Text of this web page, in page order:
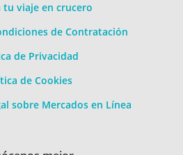
tu viaje en crucero
de Contratación
de Privacidad
de Cookies
sobre Mercados en Línea